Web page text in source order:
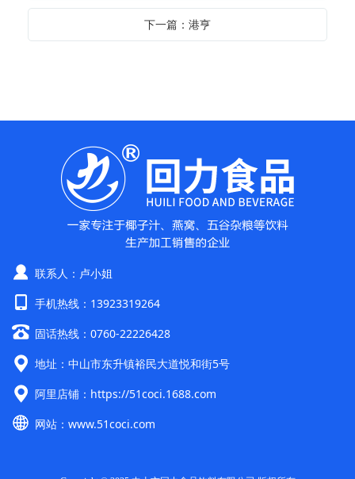
下一篇：港亨
联系人：卢小姐
手机热线：13923319264
固话热线：0760-22226428
地址：中山市东升镇裕民大道悦和街5号
阿里店铺： https://51coci.1688.com
网站： www.51coci.com